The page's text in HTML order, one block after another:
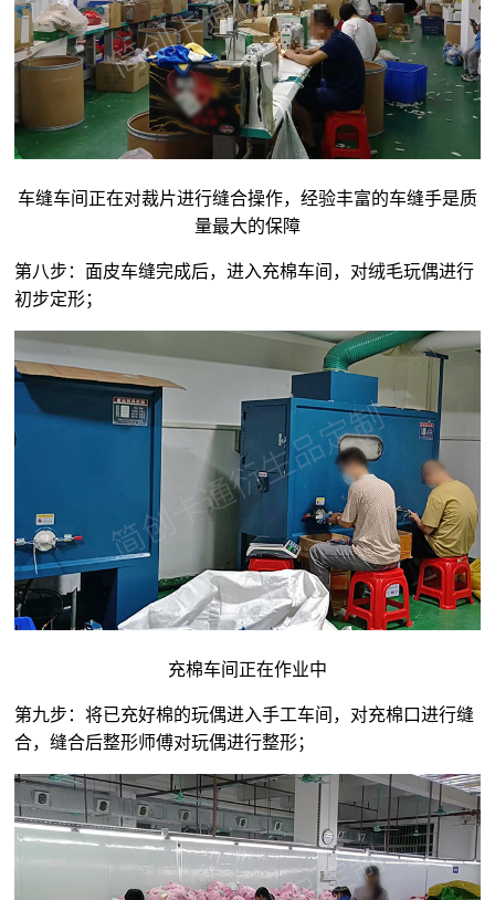
车缝车间正在对裁片进行缝合操作，经验丰富的车缝手是质
量最大的保障
第八步：面皮车缝完成后，进入充棉车间，对绒毛玩偶进行
初步定形；
充棉车间正在作业中
第九步：将已充好棉的玩偶进入手工车间，对充棉口进行缝
合，缝合后整形师傅对玩偶进行整形；